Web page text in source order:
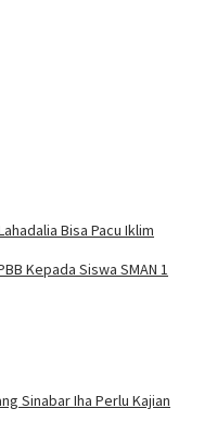
Bisa Pacu Iklim
Kepada Siswa SMAN 1
Sinabar Iha Perlu Kajian